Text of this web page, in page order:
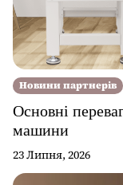
Новини партнерів
Основні
машини
23 Липня, 2026